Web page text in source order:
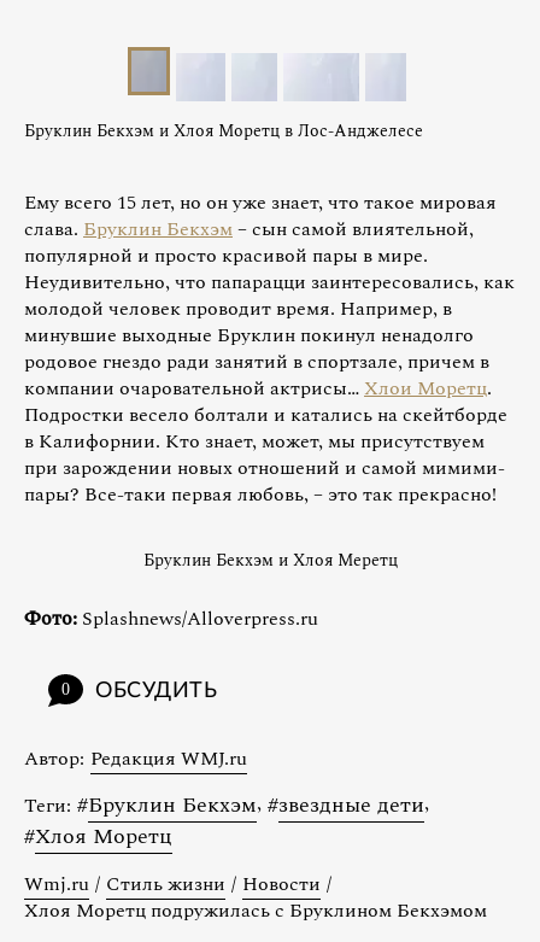
Бруклин Бекхэм и Хлоя Моретц в Лос-Анджелесе
Ему всего 15 лет, но он уже знает, что такое мировая
слава. Бруклин Бекхэм– сын самой влиятельной,
популярной и просто красивой пары в мире.
Неудивительно, что папарацци заинтересовались, как
молодой человек проводит время. Например, в
минувшие выходные Бруклин покинул ненадолго
родовое гнездо ради занятий в спортзале, причем в
компании очаровательной актрисы…Хлои Моретц.
Подростки весело болтали и катались на скейтборде
в Калифорнии. Кто знает, может, мы присутствуем
при зарождении новых отношений и самой мимими-
пары? Все-таки первая любовь, – это так прекрасно!
Бруклин Бекхэм и Хлоя Меретц
Фото: Splashnews/Alloverpress.ru
0 ОБСУДИТЬ
Автор: Редакция WMJ.ru
Теги: #Бруклин Бекхэм, #звездные дети,
#Хлоя Моретц
Wmj.ru / Стиль жизни / Новости /
Хлоя Моретц подружилась с Бруклином Бекхэмом